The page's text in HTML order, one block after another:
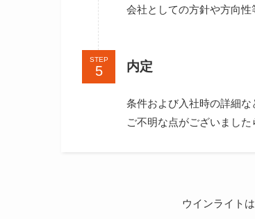
会社としての方針や方向性
STEP 内定
条件および入社時の詳細な
ご不明な点がございました
ウインライト